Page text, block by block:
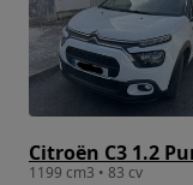
Citroën C3 1.2
1199 cm3 • 83 cv